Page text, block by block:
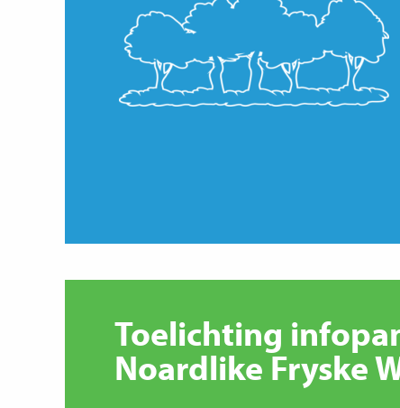
Toelichting
Noardlike Fryske